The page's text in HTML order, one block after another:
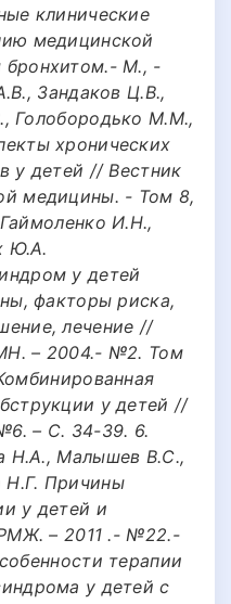
клинические
медицинской
М., -
Зандаков Ц.В.,
Голобородько М.М.,
хронических
у детей // Вестник
медицины. - Том 8,
И.Н.,
Ю.А.
у детей
факторы риска,
лечение //
– 2004.- №2. Том
у детей //
– С. 34-39. 6.
Н.А., Малышев В.С.,
Н.Г. Причины
у детей и
– 2011 .- №22.-
терапии
у детей с